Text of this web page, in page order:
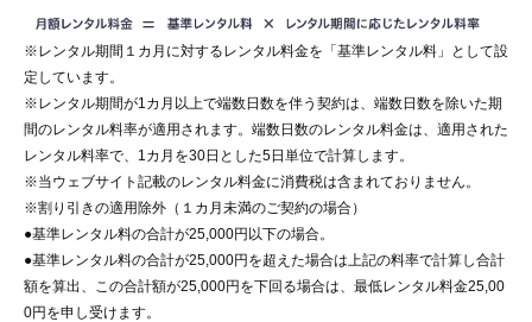
※レンタル期間１カ月に対するレンタル料金を「基準レンタル料」として設
定しています。
※レンタル期間が1カ月以上で端数日数を伴う契約は、端数日数を除いた期
間のレンタル料率が適用されます。端数日数のレンタル料金は、適用された
レンタル料率で、1カ月を30日とした5日単位で計算します。
※当ウェブサイト記載のレンタル料金に消費税は含まれておりません。
※割り引きの適用除外（１カ月未満のご契約の場合）
●基準レンタル料の合計が25,000円以下の場合。
●基準レンタル料の合計が25,000円を超えた場合は上記の料率で計算し合計
額を算出、この合計額が25,000円を下回る場合は、最低レンタル料金25,00
0円を申し受けます。